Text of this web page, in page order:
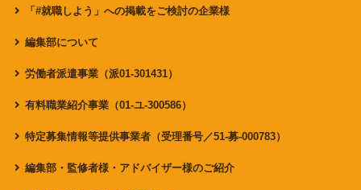
「#就職しよう」への掲載をご検討の企業様
編集部について
労働者派遣事業（派01-301431）
有料職業紹介事業（01-ユ-300586）
特定募集情報等提供事業者（受理番号／51-募-000783）
編集部・監修者様・アドバイザー様のご紹介